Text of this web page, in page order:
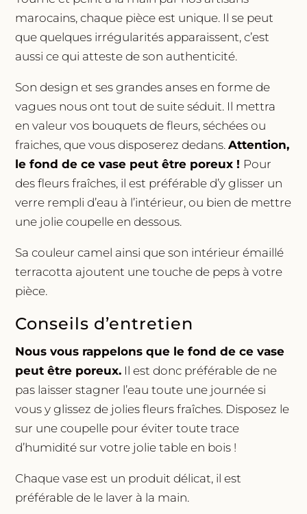
marocains, chaque pièce est unique. Il se peut
que quelques irrégularités apparaissent, c’est
aussi ce qui atteste de son authenticité.
Son design et ses grandes anses en forme de
vagues nous ont tout de suite séduit. Il mettra
en valeur vos bouquets de fleurs, séchées ou
fraiches, que vous disposerez dedans.Attention,
le fond de ce vase peut être poreux ! Pour
des fleurs fraîches, il est préférable d’y glisser un
verre rempli d’eau à l’intérieur, ou bien de mettre
une jolie coupelle en dessous.
Sa couleur camel ainsi que son intérieur émaillé
terracotta ajoutent une touche de peps à votre
pièce.
Conseils d’entretien
Nous vous rappelons que le fond de ce vase
peut être poreux. Il est donc préférable de ne
pas laisser stagner l’eau toute une journée si
vous y glissez de jolies fleurs fraîches. Disposez le
sur une coupelle pour éviter toute trace
d’humidité sur votre jolie table en bois !
Chaque vase est un produit délicat, il est
préférable de le laver à la main.